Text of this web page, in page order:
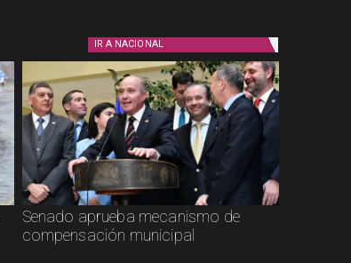
IR A NACIONAL
Senado aprueba mecanismo de
compensación municipal